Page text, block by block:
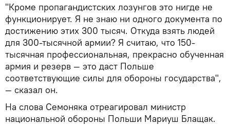
"Кроме пропагандистских лозунгов это нигде не
функционирует. Я не знаю ни одного документа по
достижению этих 300 тысяч. Откуда взять людей
для 300-тысячной армии? Я считаю, что 150-
тысячная профессиональная, прекрасно обученная
армия и резерв — это даст Польше
соответствующие силы для обороны государства",
— сказал он.
На слова Семоняка отреагировал министр
национальной обороны Польши Мариуш Блащак.